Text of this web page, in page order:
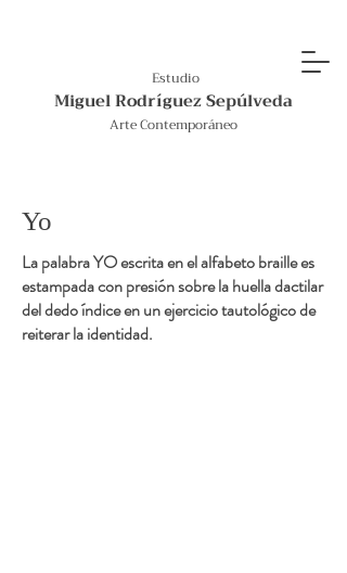
Estudio
Miguel Rodríguez Sepúlveda
Arte Contemporáneo
Yo
La palabra YO escrita en el alfabeto braille es
estampada con presión sobre la huella dactilar
del dedo índice en un ejercicio tautológico de
reiterar la identidad.